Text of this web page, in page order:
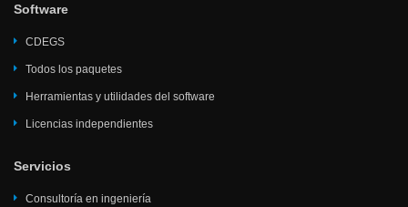
Software
CDEGS
Todos los paquetes
Herramientas y utilidades del software
Licencias independientes
Servicios
Consultoría en ingeniería